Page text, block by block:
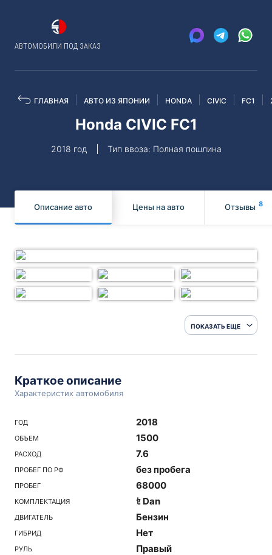
АВТОМОБИЛИ ПОД ЗАКАЗ
ГЛАВНАЯ АВТО ИЗ ЯПОНИИ HONDA CIVIC FC1
Honda CIVIC FC1
2018 год Тип ввоза: Полная пошлина
Описание авто Цены на авто Отзывы 8
ПОКАЗАТЬ ЕЩЕ
Краткое описание
Характеристик автомобиля
ГОД 2018
ОБЪЕМ 1500
РАСХОД 7.6
ПРОБЕГ ПО РФ без пробега
ПРОБЕГ 68000
КОМПЛЕКТАЦИЯ ｾ Dan
ДВИГАТЕЛЬ Бензин
ГИБРИД Нет
РУЛЬ Правый